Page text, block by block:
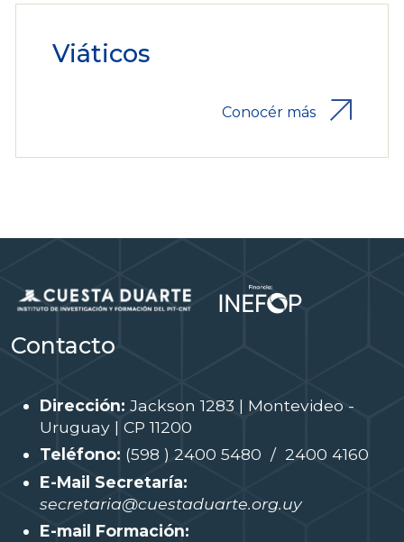
Viáticos
Conocér más
Contacto
Dirección: Jackson 1283 | Montevideo -
Uruguay | CP 11200
Teléfono: (598 ) 2400 5480 / 2400 4160
E-Mail Secretaría:
secretaria@cuestaduarte.org.uy
E-mail Formación: